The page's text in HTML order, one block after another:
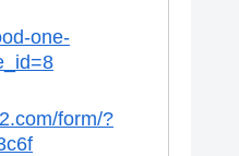
one-
form/?